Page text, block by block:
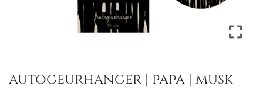
autogeurhanger | papa | musk